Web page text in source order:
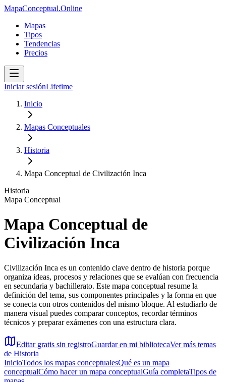
MapaConceptual.Online
Mapas
Tipos
Tendencias
Precios
Iniciar sesiónLifetime
Inicio
Mapas Conceptuales
Historia
Mapa Conceptual de Civilización Inca
Historia
Mapa Conceptual
Mapa Conceptual de
Civilización Inca
Civilización Inca es un contenido clave dentro de historia porque
organiza ideas, procesos y relaciones que se evalúan con frecuencia
en secundaria y bachillerato. Este mapa conceptual resume la
definición del tema, sus componentes principales y la forma en que
se conecta con otros contenidos del mismo bloque. Al estudiarlo de
manera visual puedes comparar conceptos, recordar términos
técnicos y preparar exámenes con una estructura clara.
Editar gratis sin registroGuardar en mi bibliotecaVer más temas
de Historia
InicioTodos los mapas conceptualesQué es un mapa
conceptualCómo hacer un mapa conceptualGuía completaTipos de